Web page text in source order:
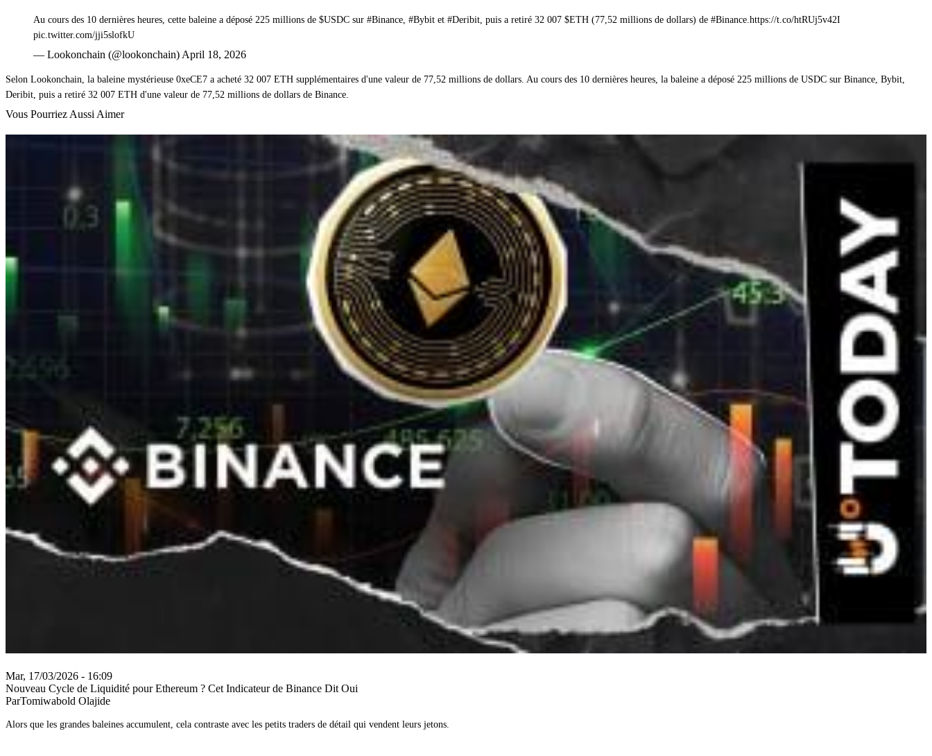
Au cours des 10 dernières heures, cette baleine a déposé 225 millions de $USDC sur #Binance, #Bybit et #Deribit, puis a retiré 32 007 $ETH (77,52 millions de dollars) de #Binance.https://t.co/htRUj5v42I
pic.twitter.com/jji5slofkU
— Lookonchain (@lookonchain) April 18, 2026
Selon Lookonchain, la baleine mystérieuse 0xeCE7 a acheté 32 007 ETH supplémentaires d'une valeur de 77,52 millions de dollars. Au cours des 10 dernières heures, la baleine a déposé 225 millions de USDC sur Binance, Bybit,
Deribit, puis a retiré 32 007 ETH d'une valeur de 77,52 millions de dollars de Binance.
Vous Pourriez Aussi Aimer
Mar, 17/03/2026 - 16:09
Nouveau Cycle de Liquidité pour Ethereum ? Cet Indicateur de Binance Dit Oui
ParTomiwabold Olajide
Alors que les grandes baleines accumulent, cela contraste avec les petits traders de détail qui vendent leurs jetons.